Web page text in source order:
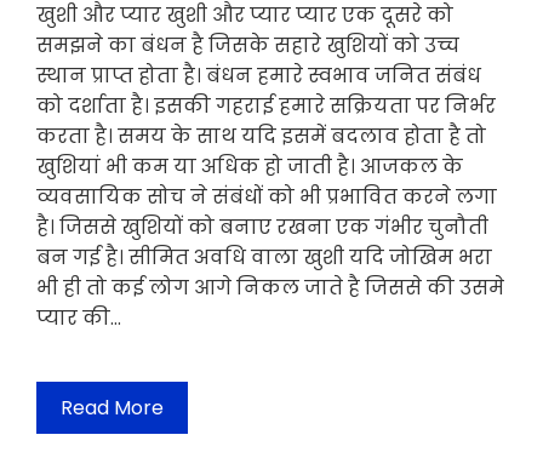
खुशी और प्यार खुशी और प्यार प्यार एक दूसरे को
समझने का बंधन है जिसके सहारे खुशियों को उच्च
स्थान प्राप्त होता है। बंधन हमारे स्वभाव जनित संबंध
को दर्शाता है। इसकी गहराई हमारे सक्रियता पर निर्भर
करता है। समय के साथ यदि इसमें बदलाव होता है तो
खुशियां भी कम या अधिक हो जाती है। आजकल के
व्यवसायिक सोच ने संबंधों को भी प्रभावित करने लगा
है। जिससे खुशियों को बनाए रखना एक गंभीर चुनौती
बन गई है। सीमित अवधि वाला खुशी यदि जोखिम भरा
भी ही तो कई लोग आगे निकल जाते है जिससे की उसमे
प्यार की…
Read More